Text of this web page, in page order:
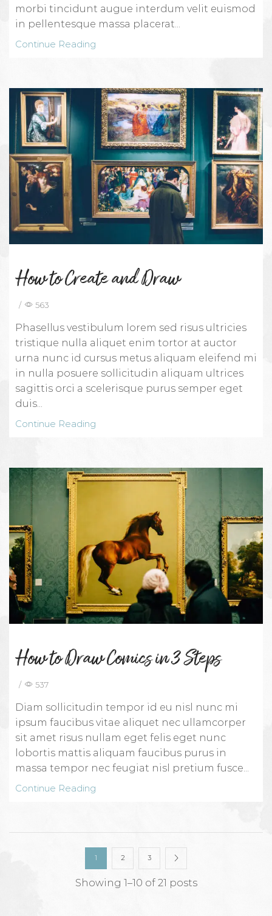
morbi tincidunt augue interdum velit euismod
in pellentesque massa placerat...
Continue Reading
How to Create and Draw
/ 563
Phasellus vestibulum lorem sed risus ultricies
tristique nulla aliquet enim tortor at auctor
urna nunc id cursus metus aliquam eleifend mi
in nulla posuere sollicitudin aliquam ultrices
sagittis orci a scelerisque purus semper eget
duis...
Continue Reading
How to Draw Comics in 3 Steps
/ 537
Diam sollicitudin tempor id eu nisl nunc mi
ipsum faucibus vitae aliquet nec ullamcorper
sit amet risus nullam eget felis eget nunc
lobortis mattis aliquam faucibus purus in
massa tempor nec feugiat nisl pretium fusce...
Continue Reading
Showing 1–10 of 21 posts
1 2 3